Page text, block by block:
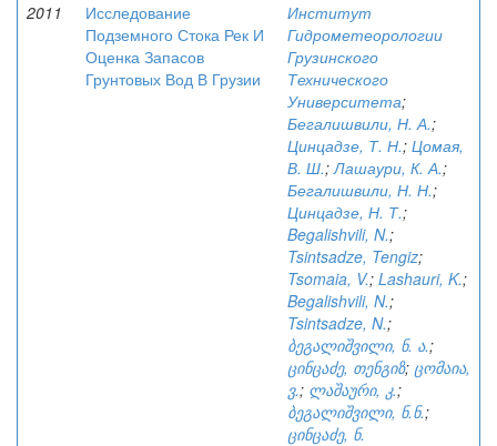
2011
Исследование
Подземного Стока Рек И
Оценка Запасов
Грунтовых Вод В Грузии
Институт
Гидрометеорологии
Грузинского
Технического
Университета;
Бегалишвили, Н. А.;
Цинцадзе, Т. Н.; Цомая,
В. Ш.;Лашаури, К. А.;
Бегалишвили, Н. Н.;
Цинцадзе, Н. Т.;
Begalishvili, N.;
Tsintsadze, Tengiz;
Tsomaia, V.; Lashauri, K.;
Begalishvili, N.;
Tsintsadze, N.;
ბეგალიშვილი, ნ. ა.;
ცინცაძე, თენგიზ; ცომაია,
ვ.; ლაშაური, კ.;
ბეგალიშვილი, ნ.ნ.;
ცინცაძე, ნ.